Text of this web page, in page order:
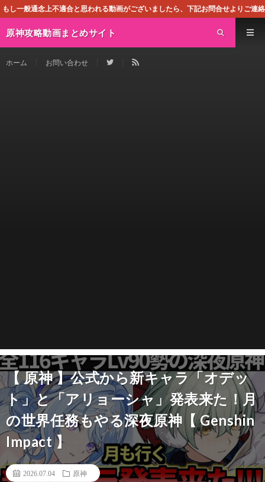
と思われる動画がございましたら、下記お問合せよりご連絡ください。即
原神攻略動画まとめサイト
ホーム お問い合わせ
【 原神 】公式から新キャラ「オデッ
ト」と「アリョーシャ」発表来た！月
の世界任務もやる深夜原神【 Genshin
Impact 】
2026.07.04 原神